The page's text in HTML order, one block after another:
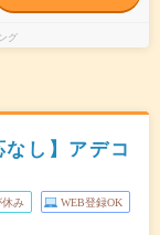
グ
し】アデコ
休み WEB登録OK